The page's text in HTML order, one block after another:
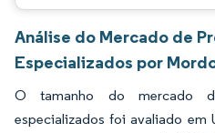
Análise do Mercado de
Especializados por
O tamanho do mercado
especializados foi avaliado em